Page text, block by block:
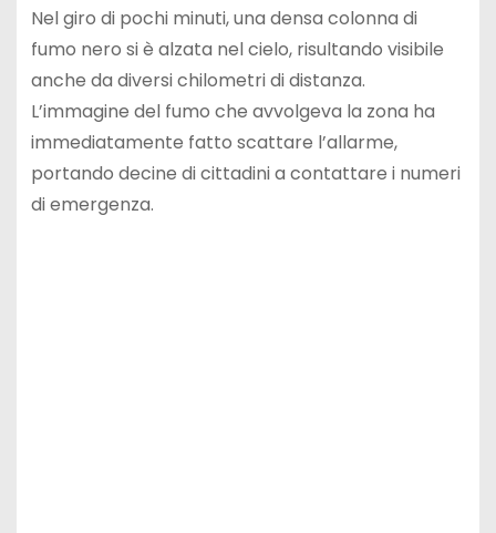
Nel giro di pochi minuti, una densa colonna di
fumo nero si è alzata nel cielo, risultando visibile
anche da diversi chilometri di distanza.
L’immagine del fumo che avvolgeva la zona ha
immediatamente fatto scattare l’allarme,
portando decine di cittadini a contattare i numeri
di emergenza.